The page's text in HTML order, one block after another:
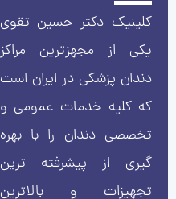
کلینیک دکتر حسین تقوی
یکی از مجهزترین مراکز
دندان پزشکی در ایران است
که کلیه خدمات عمومی و
تخصصی دندان را با بهره
گیری از پیشرفته ترین
تجهیزات و بالاترین